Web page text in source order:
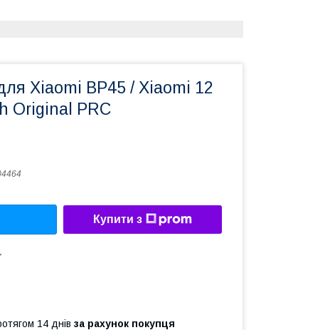
Xiaomi BP45 / Xiaomi 12
Original PRC
Купити з
14 днів за рахунок покупця